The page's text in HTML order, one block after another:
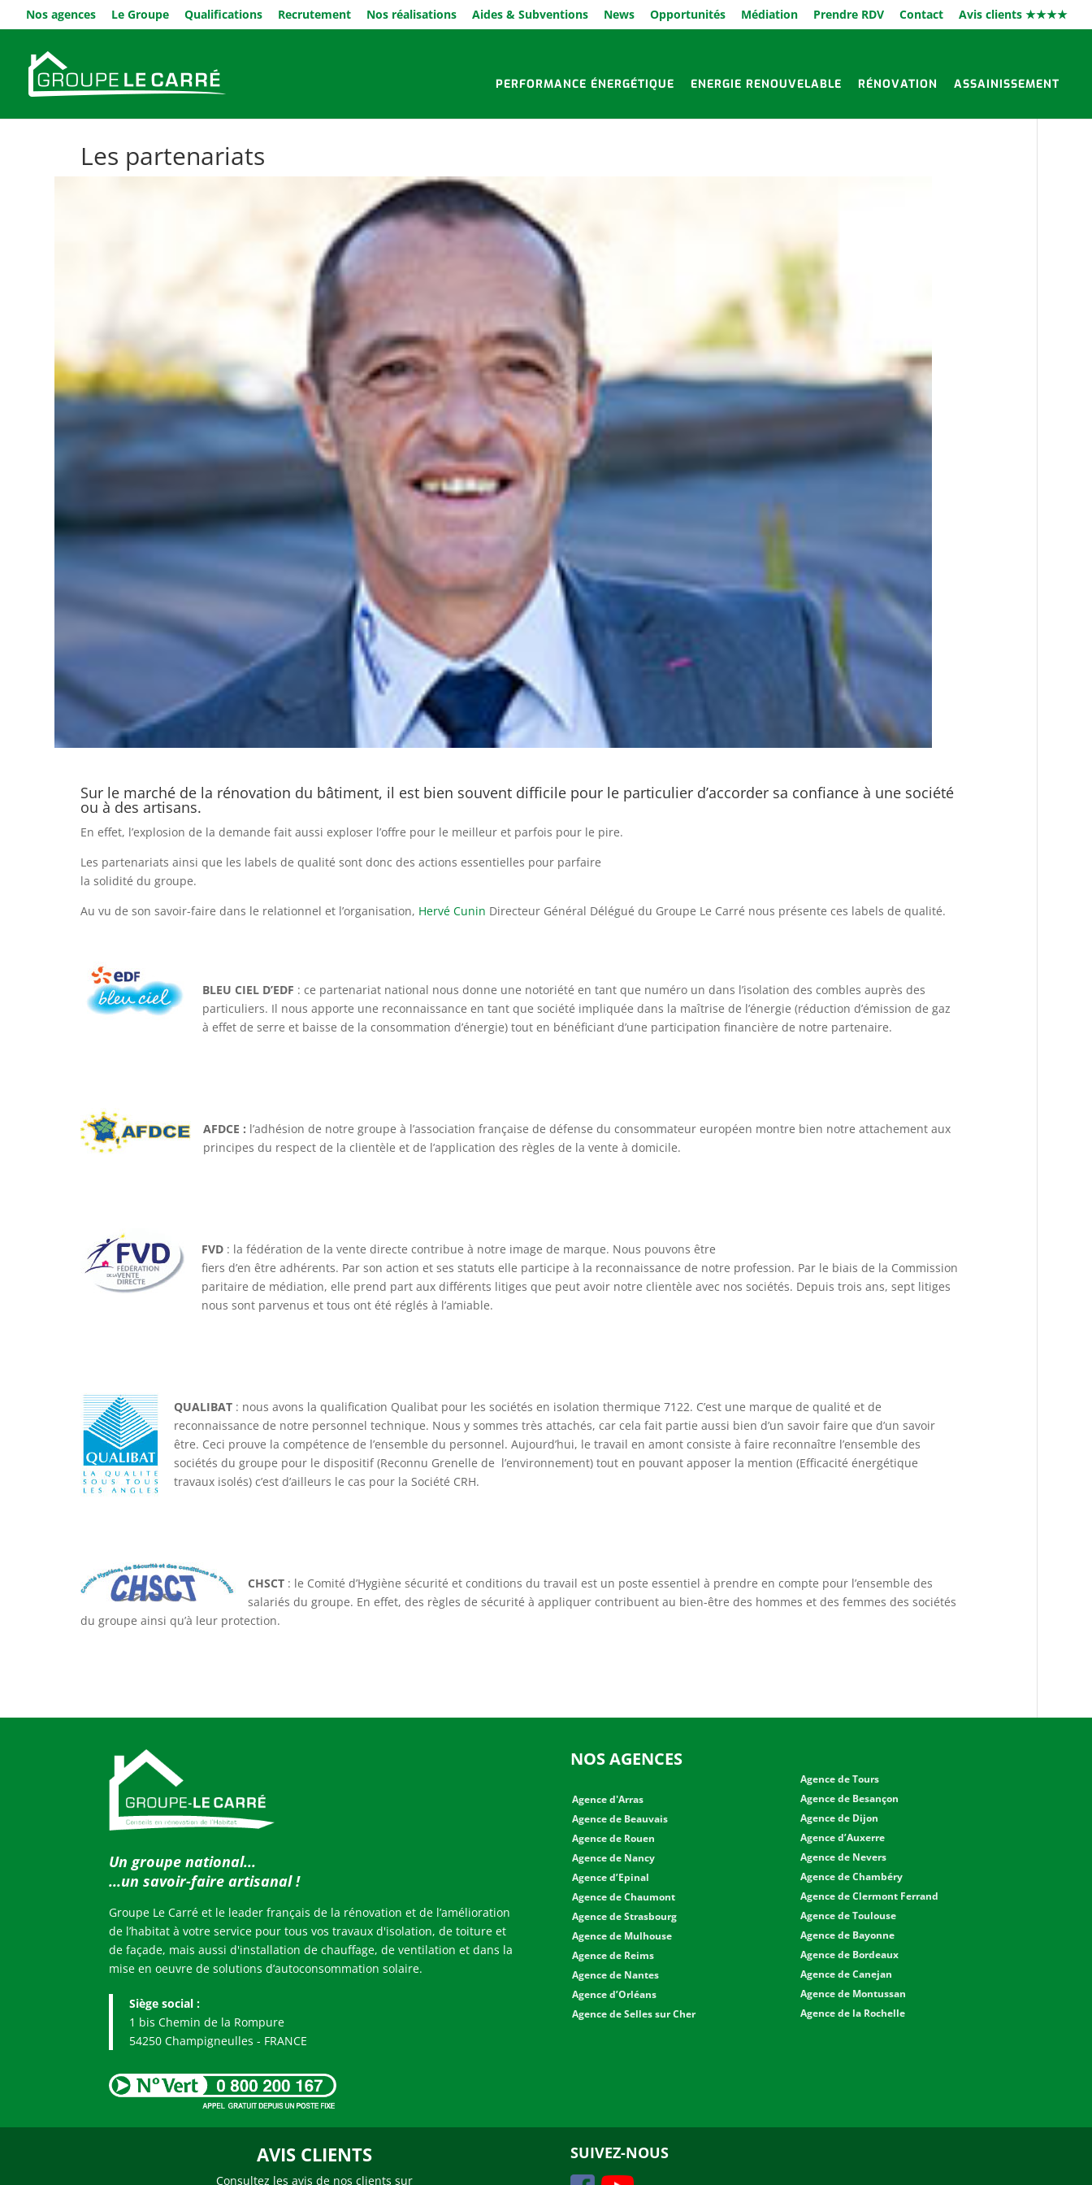
Nos agences Le Groupe Qualifications Recrutement Nos réalisations Aides & Subventions News Opportunités Médiation Prendre RDV Contact Avis clients ★★★★
PERFORMANCE ÉNERGÉTIQUE ENERGIE RENOUVELABLE RÉNOVATION ASSAINISSEMENT
Les partenariats
Sur le marché de la rénovation du bâtiment, il est bien souvent difficile pour le particulier d’accorder sa confiance à une société
ou à des artisans.
En effet, l’explosion de la demande fait aussi exploser l’offre pour le meilleur et parfois pour le pire.
Les partenariats ainsi que les labels de qualité sont donc des actions essentielles pour parfaire
la solidité du groupe.
Au vu de son savoir-faire dans le relationnel et l’organisation, Hervé Cunin Directeur Général Délégué du Groupe Le Carré nous présente ces labels de qualité.
BLEU CIEL D’EDF : ce partenariat national nous donne une notoriété en tant que numéro un dans l’isolation des combles auprès des
particuliers. Il nous apporte une reconnaissance en tant que société impliquée dans la maîtrise de l’énergie (réduction d’émission de gaz
à effet de serre et baisse de la consommation d’énergie) tout en bénéficiant d’une participation financière de notre partenaire.
AFDCE : l’adhésion de notre groupe à l’association française de défense du consommateur européen montre bien notre attachement aux
principes du respect de la clientèle et de l’application des règles de la vente à domicile.
FVD: la fédération de la vente directe contribue à notre image de marque. Nous pouvons être
fiers d’en être adhérents. Par son action et ses statuts elle participe à la reconnaissance de notre profession. Par le biais de la Commission
paritaire de médiation, elle prend part aux différents litiges que peut avoir notre clientèle avec nos sociétés. Depuis trois ans, sept litiges
nous sont parvenus et tous ont été réglés à l’amiable.
QUALIBAT: nous avons la qualification Qualibat pour les sociétés en isolation thermique 7122. C’est une marque de qualité et de
reconnaissance de notre personnel technique. Nous y sommes très attachés, car cela fait partie aussi bien d’un savoir faire que d’un savoir
être. Ceci prouve la compétence de l’ensemble du personnel. Aujourd’hui, le travail en amont consiste à faire reconnaître l’ensemble des
sociétés du groupe pour le dispositif (Reconnu Grenelle de l’environnement) tout en pouvant apposer la mention (Efficacité énergétique
travaux isolés) c’est d’ailleurs le cas pour la Société CRH.
CHSCT: le Comité d’Hygiène sécurité et conditions du travail est un poste essentiel à prendre en compte pour l’ensemble des
salariés du groupe. En effet, des règles de sécurité à appliquer contribuent au bien-être des hommes et des femmes des sociétés
du groupe ainsi qu’à leur protection.
Un groupe national...
...un savoir-faire artisanal !
Groupe Le Carré et le leader français de la rénovation et de l’amélioration
de l’habitat à votre service pour tous vos travaux d'isolation, de toiture et
de façade, mais aussi d'installation de chauffage, de ventilation et dans la
mise en oeuvre de solutions d’autoconsommation solaire.
Siège social :
1 bis Chemin de la Rompure
54250 Champigneulles - FRANCE
NOS AGENCES
Agence d'Arras
Agence de Beauvais
Agence de Rouen
Agence de Nancy
Agence d’Epinal
Agence de Chaumont
Agence de Strasbourg
Agence de Mulhouse
Agence de Reims
Agence de Nantes
Agence d’Orléans
Agence de Selles sur Cher
Agence de Tours
Agence de Besançon
Agence de Dijon
Agence d’Auxerre
Agence de Nevers
Agence de Chambéry
Agence de Clermont Ferrand
Agence de Toulouse
Agence de Bayonne
Agence de Bordeaux
Agence de Canejan
Agence de Montussan
Agence de la Rochelle
AVIS CLIENTS
Consultez les avis de nos clients sur
SUIVEZ-NOUS